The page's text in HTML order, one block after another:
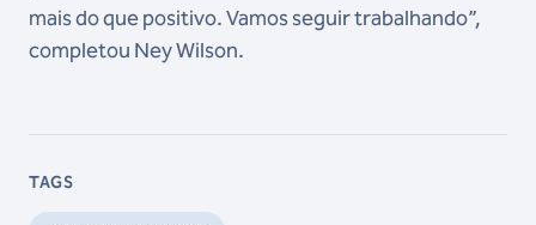
mais do que positivo. Vamos seguir trabalhando”,
completou Ney Wilson.
TAGS